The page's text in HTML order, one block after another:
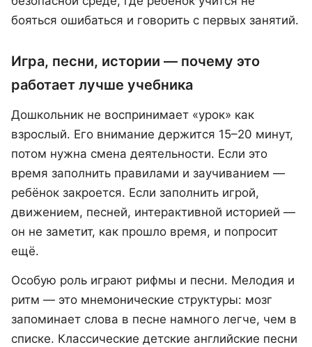
бояться ошибаться и говорить с первых занятий.
Игра, песни, истории — почему это
работает лучше учебника
Дошкольник не воспринимает «урок» как
взрослый. Его внимание держится 15–20 минут,
потом нужна смена деятельности. Если это
время заполнить правилами и заучиванием —
ребёнок закроется. Если заполнить игрой,
движением, песней, интерактивной историей —
он не заметит, как прошло время, и попросит
ещё.
Особую роль играют рифмы и песни. Мелодия и
ритм — это мнемонические структуры: мозг
запоминает слова в песне намного легче, чем в
списке. Классические детские английские песни